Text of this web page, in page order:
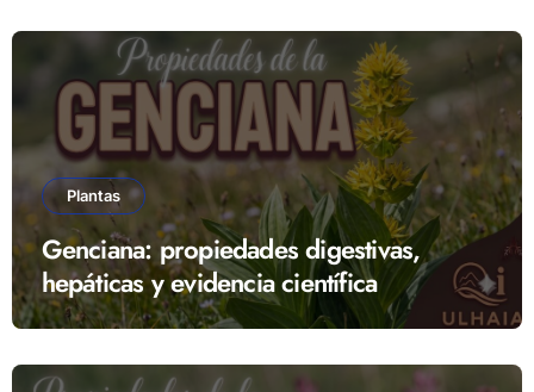
Plantas
Genciana: propiedades digestivas,
hepáticas y evidencia científica